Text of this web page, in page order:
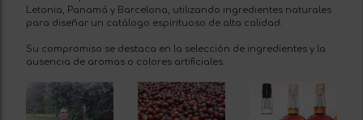
Letonia, Panamá y Barcelona, utilizando ingredientes naturales
para diseñar un catálogo espirituoso de alta calidad.
Su compromiso se destaca en la selección de ingredientes y la
ausencia de aromas o colores artificiales.